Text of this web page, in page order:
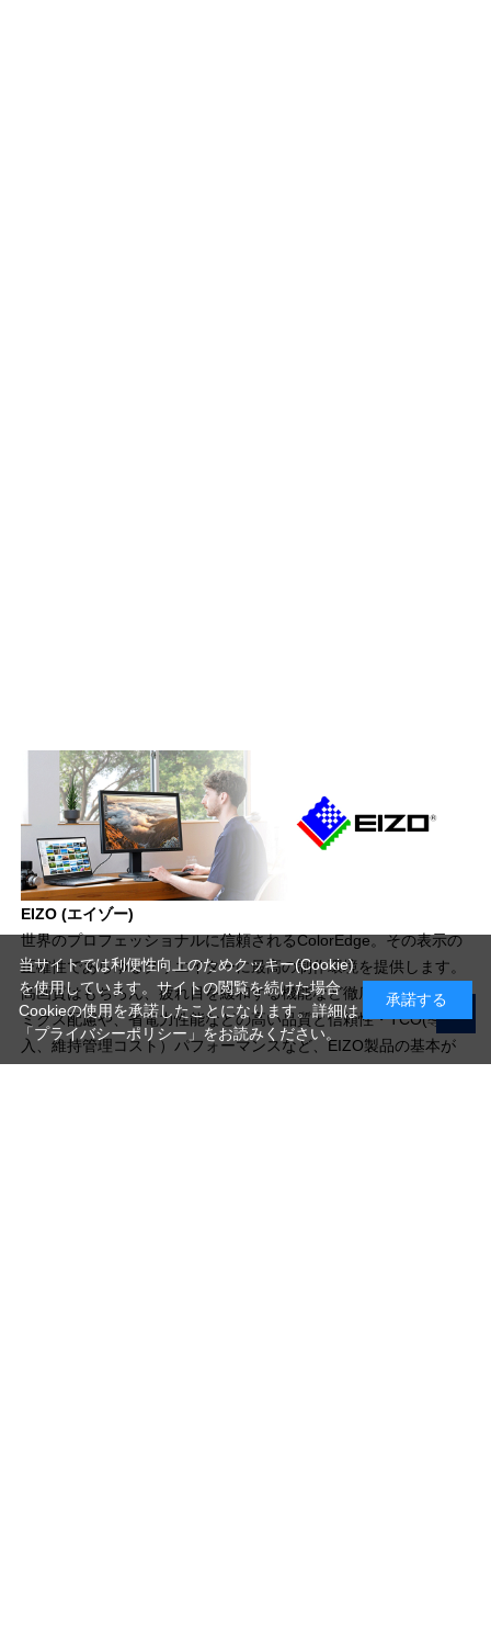
EIZO (エイゾー)
世界のプロフェッショナルに信頼されるColorEdge。その表示の
正確性であらゆるクリエイターに最高の制作環境を提供します。
高画質はもちろん、疲れ目を緩和する機能など徹底したエルゴノ
ミクス配慮や、省電力性能などの高い品質と信頼性・TCO(導
入、維持管理コスト）パフォーマンスなど、EIZO製品の基本が
当サイトでは利便性向上のためクッキー(Cookie)
を使用しています。サイトの閲覧を続けた場合
Cookieの使用を承諾したことになります。詳細は
「プライバシーポリシー」 をお読みください。
承諾する